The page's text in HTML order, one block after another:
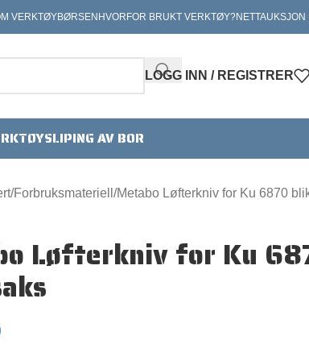
VERKTØYBØRSEN HVORFOR BRUKT VERKTØY?
LOGG INN / REGISTRER
SLIPING AV BOR
Forbruksmateriell Metabo Løfterkniv for Ku 6870
Løfterkniv for Ku